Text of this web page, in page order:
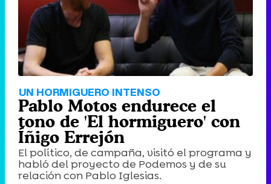
UN HORMIGUERO INTENSO
Pablo Motos endurece el
tono de 'El hormiguero' con
Íñigo Errejón
El político, de campaña, visitó el programa y
habló del proyecto de Podemos y de su
relación con Pablo Iglesias.